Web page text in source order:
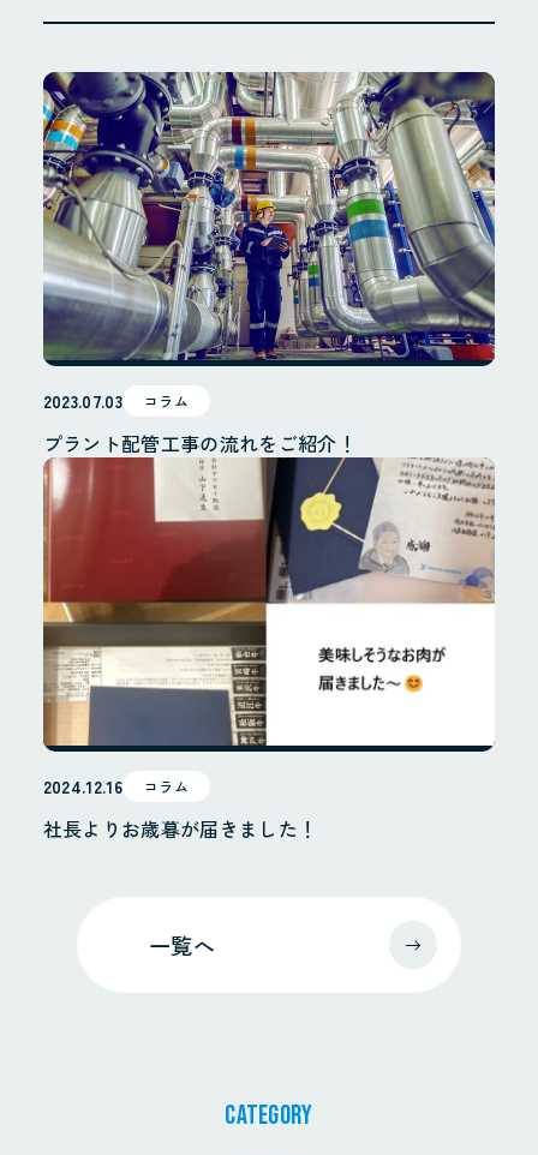
2023.07.03 コラム
プラント配管工事の流れをご紹介！
2024.12.16 コラム
社長よりお歳暮が届きました！
一覧へ
CATEGORY